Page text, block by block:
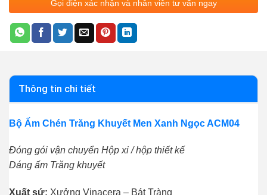
Gọi điện xác nhận và nhân viên tư vấn ngay
Thông tin chi tiết
Bộ Ấm Chén Trăng Khuyết Men Xanh Ngọc ACM04
Đóng gói vận chuyển Hộp xi / hộp thiết kế
Dáng ấm Trăng khuyết
Xuất sứ: Xưởng Vinacera – Bát Tràng